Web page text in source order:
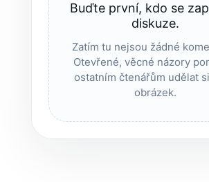
Buďte první, kdo se
diskuze.
Zatím tu nejsou žádné
Otevřené, věcné názory
ostatním čtenářům udělat
obrázek.